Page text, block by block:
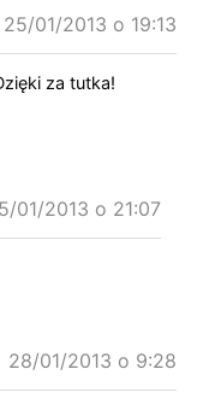
25/01/2013 o 19:13
za tutka!
01/2013 o 21:07
28/01/2013 o 9:28